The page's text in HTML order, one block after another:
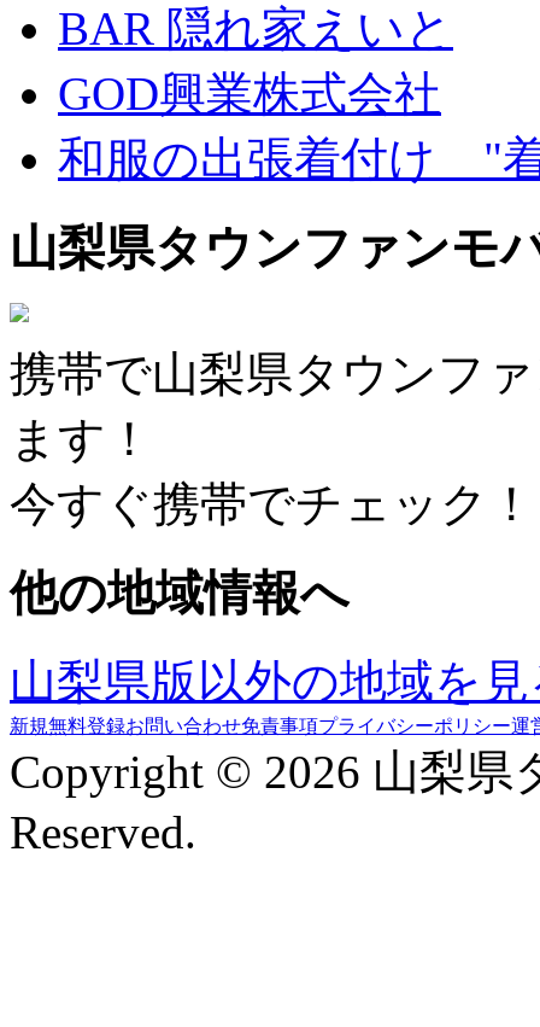
BAR 隠れ家えいと
GOD興業株式会社
和服の出張着付け "
山梨県タウンファンモ
携帯で山梨県タウンフ
ます！
今すぐ携帯でチェック！
他の地域情報へ
山梨県版以外の地域を
新規無料登録お問い合わせ免責事項プライバシーポリシー運
Copyright © 2026 山梨
Reserved.